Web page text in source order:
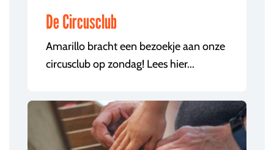
De Circusclub
Amarillo bracht een bezoekje aan onze
circusclub op zondag! Lees hier...